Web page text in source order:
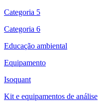
Categoria 5
Categoria 6
Educação ambiental
Equipamento
Isoquant
Kit e equipamentos de análise